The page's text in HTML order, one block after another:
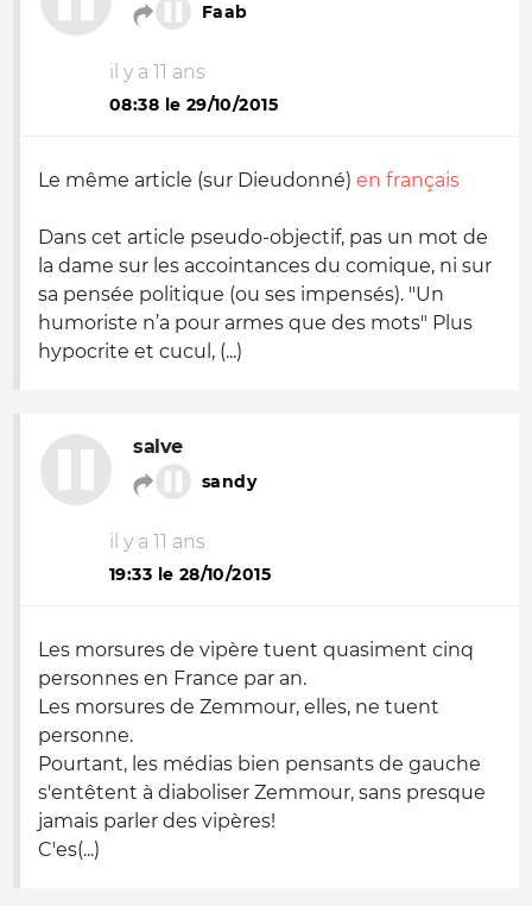
Faab
il y a 11 ans
08:38 le 29/10/2015
Le même article (sur Dieudonné) en français
Dans cet article pseudo-objectif, pas un mot de
la dame sur les accointances du comique, ni sur
sa pensée politique (ou ses impensés). "Un
humoriste n’a pour armes que des mots" Plus
hypocrite et cucul, (...)
salve
sandy
il y a 11 ans
19:33 le 28/10/2015
Les morsures de vipère tuent quasiment cinq
personnes en France par an.
Les morsures de Zemmour, elles, ne tuent
personne.
Pourtant, les médias bien pensants de gauche
s'entêtent à diaboliser Zemmour, sans presque
jamais parler des vipères!
C'es(...)